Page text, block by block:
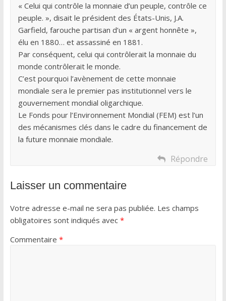
« Celui qui contrôle la monnaie d’un peuple, contrôle ce
peuple. », disait le président des États-Unis, J.A.
Garfield, farouche partisan d’un « argent honnête »,
élu en 1880… et assassiné en 1881.
Par conséquent, celui qui contrôlerait la monnaie du
monde contrôlerait le monde.
C’est pourquoi l’avènement de cette monnaie
mondiale sera le premier pas institutionnel vers le
gouvernement mondial oligarchique.
Le Fonds pour l’Environnement Mondial (FEM) est l’un
des mécanismes clés dans le cadre du financement de
la future monnaie mondiale.
Répondre
Laisser un commentaire
Votre adresse e-mail ne sera pas publiée. Les champs
obligatoires sont indiqués avec *
Commentaire *